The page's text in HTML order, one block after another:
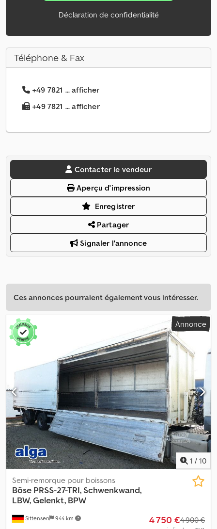
Déclaration de confidentialité
Téléphone & Fax
+49 7821 ... afficher
+49 7821 ... afficher
Contacter le vendeur
Aperçu d'impression
Enregistrer
Partager
Signaler l'annonce
Ces annonces pourraient également vous intéresser.
Annonce
1 / 10
Sittensen 944 km
Semi-remorque pour boissons
Böse PRSS-27-TRI, Schwenkwand,
LBW, Gelenkt, BPW
4 750 €4 900 €